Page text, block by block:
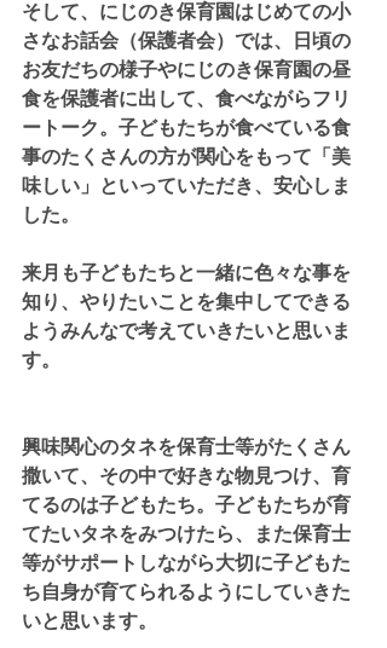
そして、にじのき保育園はじめての小
さなお話会（保護者会）では、日頃の
お友だちの様子やにじのき保育園の昼
食を保護者に出して、食べながらフリ
ートーク。子どもたちが食べている食
事のたくさんの方が関心をもって「美
味しい」といっていただき、安心しま
した。
来月も子どもたちと一緒に色々な事を
知り、やりたいことを集中してできる
ようみんなで考えていきたいと思いま
す。
興味関心のタネを保育士等がたくさん
撒いて、その中で好きな物見つけ、育
てるのは子どもたち。子どもたちが育
てたいタネをみつけたら、また保育士
等がサポートしながら大切に子どもた
ち自身が育てられるようにしていきた
いと思います。